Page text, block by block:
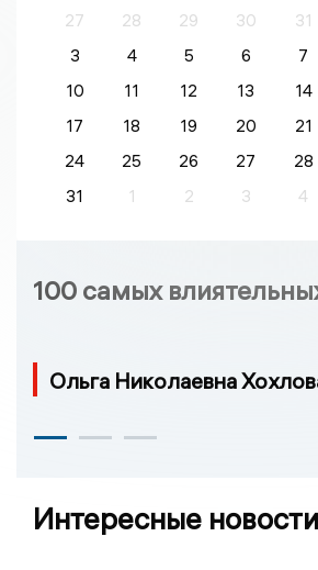
27 28 29 30 31
3
4 5 6 7
10
11 12 13 14
17
18 19 20 21
24
25 26 27 28
31
1 2 3 4
100 самых
Ольга Николаевна
Интересные новости